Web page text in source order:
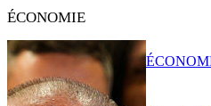
ÉCONOMIE